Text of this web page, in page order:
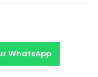
WhatsApp